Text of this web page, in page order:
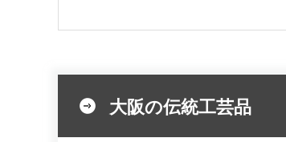
大阪の伝統工芸品